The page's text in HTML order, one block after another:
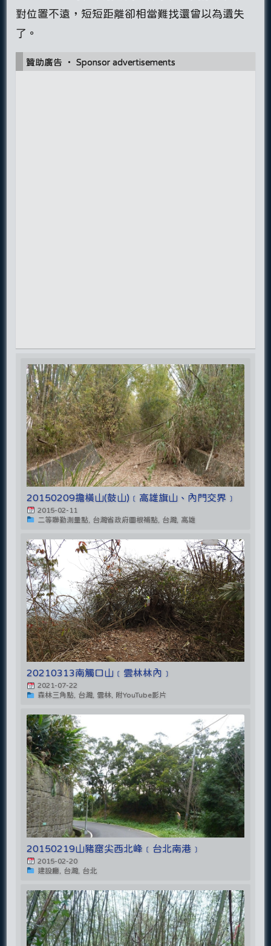
對位置不遠，短短距離卻相當難找還曾以為遺失
了。
贊助廣告 ‧ Sponsor advertisements
20150209擔橫山(鼓山)﹝高雄旗山、內門交界﹞
2015-02-11
二等聯勤測量點, 台灣省政府圖根補點, 台灣, 高雄
20210313南觸口山﹝雲林林內﹞
2021-07-22
森林三角點, 台灣, 雲林, 附YouTube影片
20150219山豬窟尖西北峰﹝台北南港﹞
2015-02-20
建設廳, 台灣, 台北